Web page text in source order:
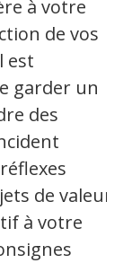
à votre
de vos
est
garder un
des
de valeur
à votre